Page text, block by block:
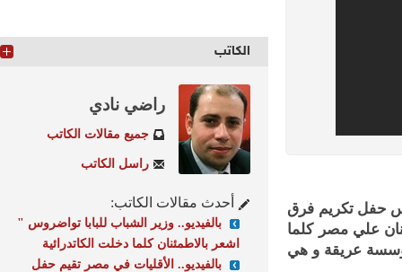
حفل تكريم فرق
علي مصر كلما
عريقة و هي
الكاتب
راضي نادي
جميع مقالات الكاتب
راسل الكاتب
أحدث مقالات الكاتب:
بالفيديو.. وزير الشباب للبابا تواضروس "
اشعر بالاطمئنان كلما دخلت الكاتدرائية
بالفيديو.. الأقليات في مصر تقيم حفل